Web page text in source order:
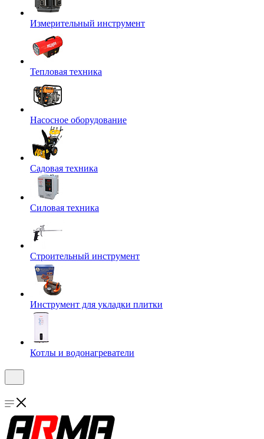
Измерительный инструмент
Тепловая техника
Насосное оборудование
Садовая техника
Силовая техника
Строительный инструмент
Инструмент для укладки плитки
Котлы и водонагреватели